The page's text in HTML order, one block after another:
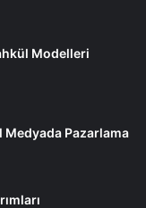
Modelleri
Medyada Pazarlama